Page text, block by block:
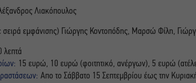
Λιακόπουλος
σειρά εμφάνισης) Γιώργης Κοντοπόδης, Μαρσώ Φίλη,
λεπτά
15 ευρώ, 10 ευρώ (φοιτητικό, ανέργων), 5 ευρώ
Απο το Σάββατο 15 Σεπτεμβρίου έως την